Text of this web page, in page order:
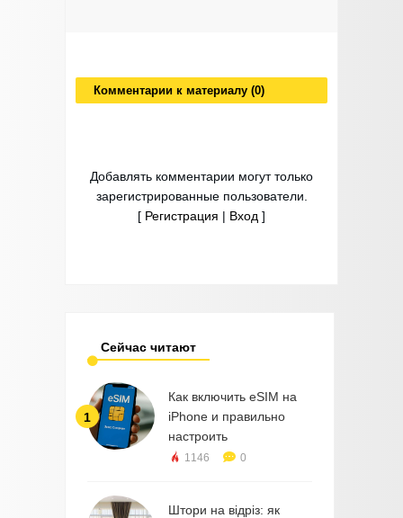
Комментарии к материалу (0)
Добавлять комментарии могут только
зарегистрированные пользователи.
[ Регистрация | Вход ]
Сейчас читают
1
Как включить eSIM на
iPhone и правильно
настроить
1146 0
Штори на відріз: як